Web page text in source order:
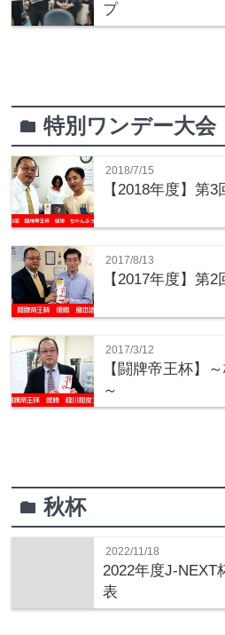
プ
folder特別ワンデー大会
2018/7/15
【2018年度】第
2017/8/13
【2017年度】第
2017/3/12
【闘牌帝王杯】
～
folder秋杯
2022/11/18
2022年度J-NEXT
表